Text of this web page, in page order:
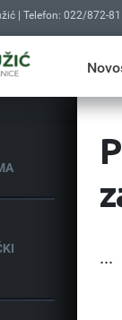
| Telefon: 022/872-
...